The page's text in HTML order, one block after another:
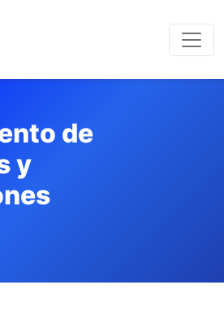
de
y